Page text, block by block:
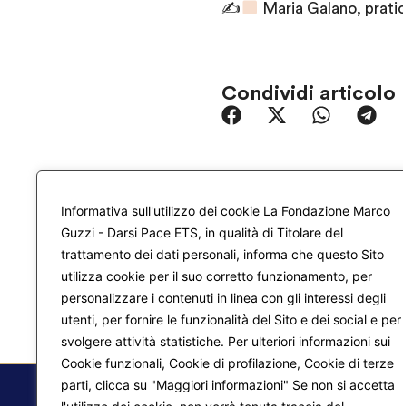
Informativa sull'utilizzo dei cookie La Fondazione Marco
Guzzi - Darsi Pace ETS, in qualità di Titolare del
trattamento dei dati personali, informa che questo Sito
utilizza cookie per il suo corretto funzionamento, per
personalizzare i contenuti in linea con gli interessi degli
utenti, per fornire le funzionalità del Sito e dei social e per
svolgere attività statistiche. Per ulteriori informazioni sui
Cookie funzionali, Cookie di profilazione, Cookie di terze
parti, clicca su "Maggiori informazioni" Se non si accetta
✍ Maria Galano,
Condividi articolo